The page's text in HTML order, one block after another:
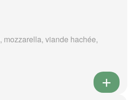
mozzarella, viande hachée,